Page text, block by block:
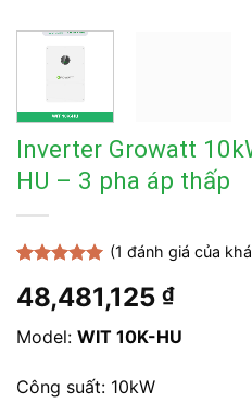
Inverter Growatt
HU – 3 pha áp thấp
dựa trên
đánh giá
(1 đánh giá của
48,481,125 ₫
Model: WIT 10K-HU
Công suất: 10kW